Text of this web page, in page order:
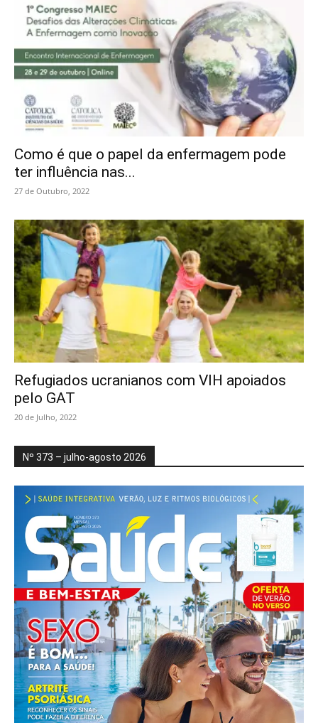
Como é que o papel da enfermagem pode
ter influência nas...
27 de Outubro, 2022
Refugiados ucranianos com VIH apoiados
pelo GAT
20 de Julho, 2022
Nº 373 – julho-agosto 2026